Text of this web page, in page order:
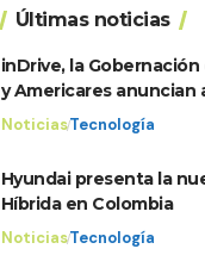
Últimas noticias
inDrive, la
y Americares anuncian
NoticiasTecnología
Hyundai presenta la
Híbrida en Colombia
NoticiasTecnología